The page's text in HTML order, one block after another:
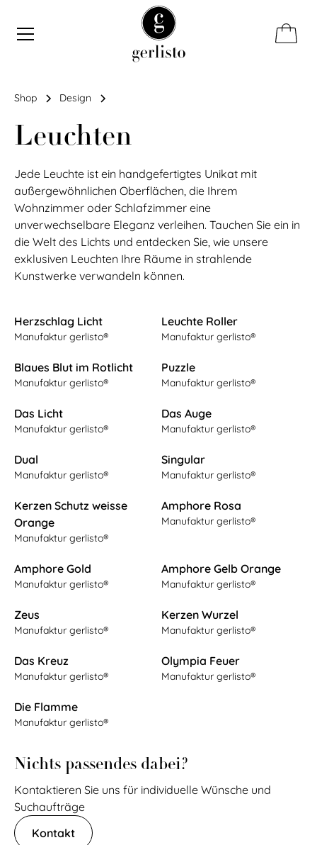
Shop Design
Leuchten
Jede Leuchte ist ein handgefertigtes Unikat mit
außergewöhnlichen Oberflächen, die Ihrem
Wohnzimmer oder Schlafzimmer eine
unverwechselbare Eleganz verleihen. Tauchen Sie ein in
die Welt des Lichts und entdecken Sie, wie unsere
exklusiven Leuchten Ihre Räume in strahlende
Kunstwerke verwandeln können.
Herzschlag Licht
Manufaktur gerlisto®
Leuchte Roller
Manufaktur gerlisto®
Blaues Blut im Rotlicht
Manufaktur gerlisto®
Puzzle
Manufaktur gerlisto®
Das Licht
Manufaktur gerlisto®
Das Auge
Manufaktur gerlisto®
Dual
Manufaktur gerlisto®
Singular
Manufaktur gerlisto®
Kerzen Schutz weisse
Orange
Manufaktur gerlisto®
Amphore Rosa
Manufaktur gerlisto®
Amphore Gold
Manufaktur gerlisto®
Amphore Gelb Orange
Manufaktur gerlisto®
Zeus
Manufaktur gerlisto®
Kerzen Wurzel
Manufaktur gerlisto®
Das Kreuz
Manufaktur gerlisto®
Olympia Feuer
Manufaktur gerlisto®
Die Flamme
Manufaktur gerlisto®
Nichts passendes dabei?
Kontaktieren Sie uns für individuelle Wünsche und
Suchaufträge
Kontakt